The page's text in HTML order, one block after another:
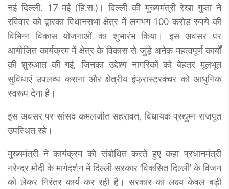
नई दिल्ली, 17 मई (हि.स.)। दिल्ली की मुख्यमंत्री रेखा गुप्ता ने
रविवार को द्वारका विधानसभा क्षेत्र में लगभग 100 करोड़ रुपये की
विभिन्न विकास योजनाओं का शुभारंभ किया। इस अवसर पर
आयोजित कार्यक्रम में क्षेत्र के विकास से जुड़े अनेक महत्वपूर्ण कार्यों
की शुरुआत की गई, जिनका उद्देश्य नागरिकों को बेहतर मूलभूत
सुविधाएं उपलब्ध कराना और क्षेत्रीय इंफ्रास्ट्रक्चर को आधुनिक
स्वरूप देना है।
इस अवसर पर सांसद कमलजीत सहरावत, विधायक प्रद्युम्न राजपूत
उपस्थित रहे।
मुख्यमंत्री ने कार्यक्रम को संबोधित करते हुए कहा प्रधानमंत्री
नरेन्द्र मोदी के मार्गदर्शन में दिल्ली सरकार ‘विकसित दिल्ली’ के विजन
को लेकर निरंतर कार्य कर रही है। सरकार का लक्ष्य केवल बड़ी